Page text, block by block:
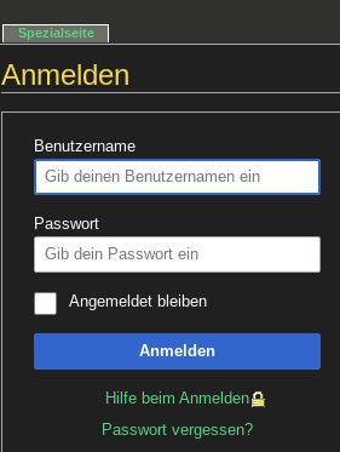
Anmelden
Benutzername
Passwort
Angemeldet bleiben
Anmelden
Hilfe beim Anmelden
Passwort vergessen?
Spezialseite